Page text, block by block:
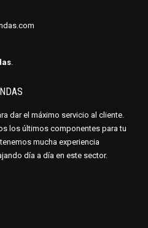
.
dar el máximo servicio al cliente.
los últimos componentes para tu
mucha experiencia
día a día en este sector.